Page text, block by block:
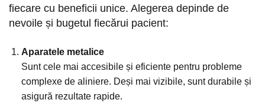
fiecare cu beneficii unice. Alegerea depinde de
nevoile și bugetul fiecărui pacient:
Aparatele metalice
Sunt cele mai accesibile și eficiente pentru probleme
complexe de aliniere. Deși mai vizibile, sunt durabile și
asigură rezultate rapide.